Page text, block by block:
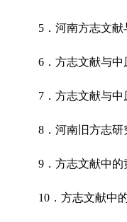
5．河南方志文献
6．方志文献与中
7．方志文献与中
8．河南旧方志研
9．方志文献中的
10．方志文献中的